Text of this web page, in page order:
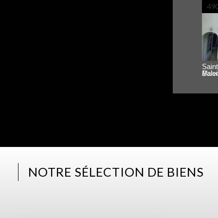
Saint-Clément-des-
NOTRE SÉLECTION DE BIENS